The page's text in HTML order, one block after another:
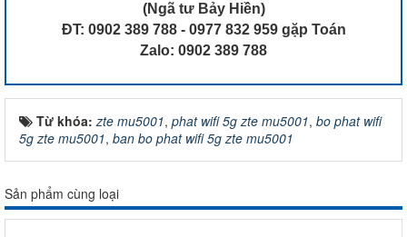
(Ngã tư Bảy Hiền)
ĐT: 0902 389 788 - 0977 832 959 gặp Toán
Zalo: 0902 389 788
Từ khóa:zte mu5001, phat wifi 5g zte mu5001, bo phat wifi
5g zte mu5001, ban bo phat wifi 5g zte mu5001
Sản phẩm cùng loại